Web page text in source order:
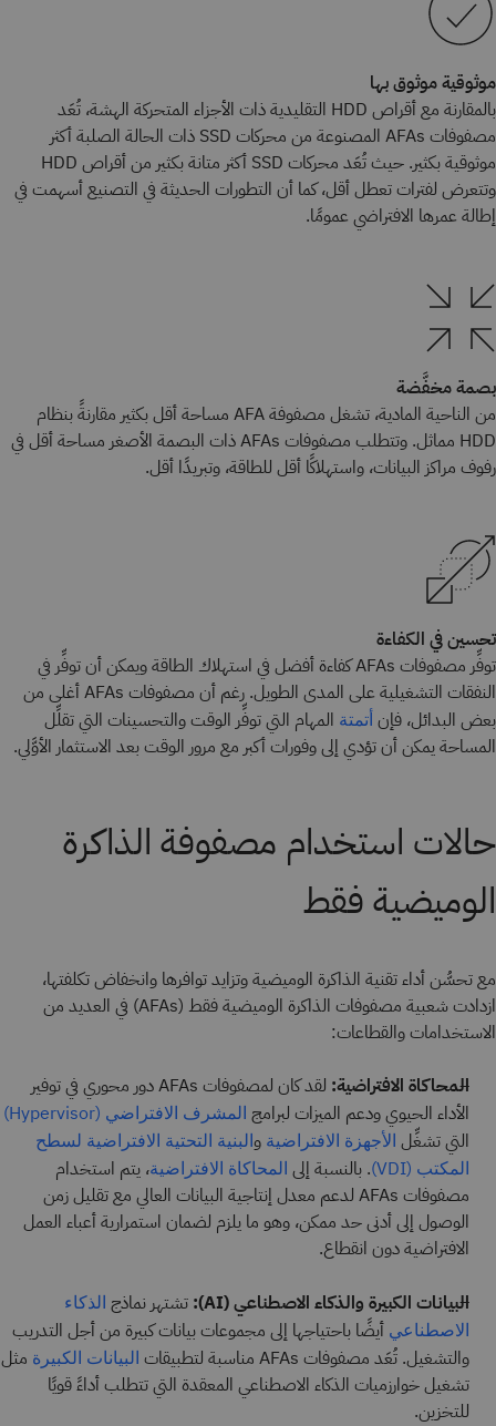
موثوقية موثوق بها
بالمقارنة مع أقراص HDD التقليدية ذات الأجزاء المتحركة الهشة، تُعَد
مصفوفات AFAs المصنوعة من محركات SSD ذات الحالة الصلبة أكثر
موثوقية بكثير. حيث تُعَد محركات SSD أكثر متانة بكثير من أقراص HDD
وتتعرض لفترات تعطل أقل، كما أن التطورات الحديثة في التصنيع أسهمت في
إطالة عمرها الافتراضي عمومًا.
بصمة مخفَّضة
من الناحية المادية، تشغل مصفوفة AFA مساحة أقل بكثير مقارنةً بنظام
HDD مماثل. وتتطلب مصفوفات AFAs ذات البصمة الأصغر مساحة أقل في
رفوف مراكز البيانات، واستهلاكًا أقل للطاقة، وتبريدًا أقل.
تحسين في الكفاءة
توفِّر مصفوفات AFAs كفاءة أفضل في استهلاك الطاقة ويمكن أن توفِّر في
النفقات التشغيلية على المدى الطويل. رغم أن مصفوفات AFAs أغلى من
بعض البدائل، فإن أتمتة المهام التي توفِّر الوقت والتحسينات التي تقلِّل
المساحة يمكن أن تؤدي إلى وفورات أكبر مع مرور الوقت بعد الاستثمار الأوَّلي.
حالات استخدام مصفوفة الذاكرة
الوميضية فقط
مع تحسُّن أداء تقنية الذاكرة الوميضية وتزايد توافرها وانخفاض تكلفتها،
ازدادت شعبية مصفوفات الذاكرة الوميضية فقط (AFAs) في العديد من
الاستخدامات والقطاعات:
المحاكاة الافتراضية:
لقد كان لمصفوفات AFAs دور محوري في توفير
الأداء الحيوي ودعم الميزات لبرامج المشرف الافتراضي (Hypervisor)
التي تشغِّل الأجهزة الافتراضية والبنية التحتية الافتراضية لسطح
المكتب (VDI)
. بالنسبة إلى المحاكاة الافتراضية، يتم استخدام
مصفوفات AFAs لدعم معدل إنتاجية البيانات العالي مع تقليل زمن
الوصول إلى أدنى حد ممكن، وهو ما يلزم لضمان استمرارية أعباء العمل
الافتراضية دون انقطاع.
البيانات الكبيرة والذكاء الاصطناعي (AI): تشتهر نماذج الذكاء
الاصطناعي أيضًا باحتياجها إلى مجموعات بيانات كبيرة من أجل التدريب
والتشغيل. تُعَد مصفوفات AFAs مناسبة لتطبيقات
البيانات الكبيرة مثل
تشغيل خوارزميات الذكاء الاصطناعي المعقدة التي تتطلب أداءً قويًا
للتخزين.